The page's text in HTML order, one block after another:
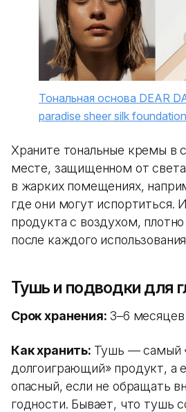
Тональная основа DEAR
paradise sheer silk foundation
Храните тональные кремы в
месте, защищенном от
в жарких помещениях,
где они могут испортиться.
продукта с воздухом,
после каждого
Тушь и подводки для
Срок хранения: 3–6 месяцев
Как хранить: Тушь — самый
долгоиграющий» продукт, а
опасный, если не обращать
годности. Бывает, что тушь